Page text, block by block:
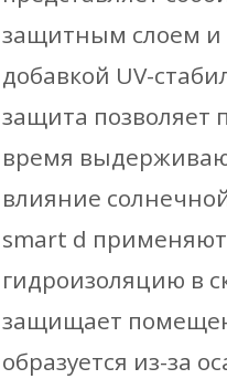
защитным слоем и
добавкой UV-
защита позволяет
время
влияние
smart d
гидроизоляцию в
защищает
образуется из-за